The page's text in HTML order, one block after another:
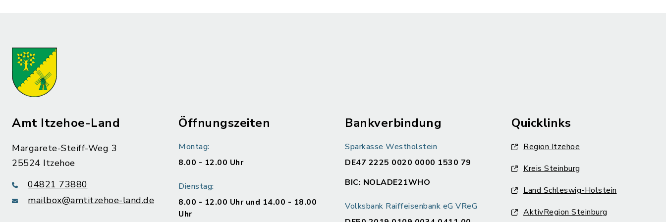
Amt Itzehoe-Land
Margarete-Steiff-Weg 3
25524 Itzehoe
04821 73880
mailbox@amtitzehoe-land.de
Öffnungszeiten
Montag:
8.00 - 12.00 Uhr
Dienstag:
8.00 - 12.00 Uhr und 14.00 - 18.00
Uhr
Bankverbindung
Sparkasse Westholstein
DE47 2225 0020 0000 1530 79
BIC: NOLADE21WHO
Volksbank Raiffeisenbank eG VReG
Quicklinks
Region Itzehoe
Kreis Steinburg
Land Schleswig-Holstein
AktivRegion Steinburg